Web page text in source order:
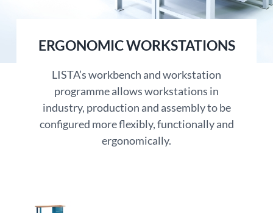
ERGONOMIC WORKSTATIONS
LISTA’s workbench and workstation
programme allows workstations in
industry, production and assembly to be
configured more flexibly, functionally and
ergonomically.